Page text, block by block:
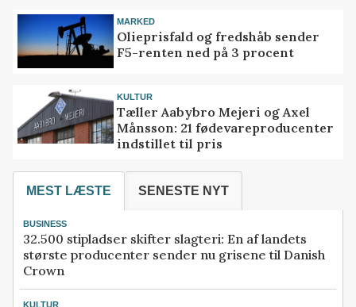
MARKED
Olieprisfald og fredshåb sender
F5-renten ned på 3 procent
KULTUR
Tæller Aabybro Mejeri og Axel
Månsson: 21 fødevareproducenter
indstillet til pris
MEST LÆSTE SENESTE NYT
BUSINESS
32.500 stipladser skifter slagteri: En af landets
største producenter sender nu grisene til Danish
Crown
KULTUR